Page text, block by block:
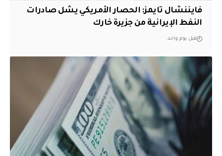
فايننشال تايمز: الحصار الأمريكي يشل صادرات
النفط الإيرانية من جزيرة خارك
قبل يوم واحد